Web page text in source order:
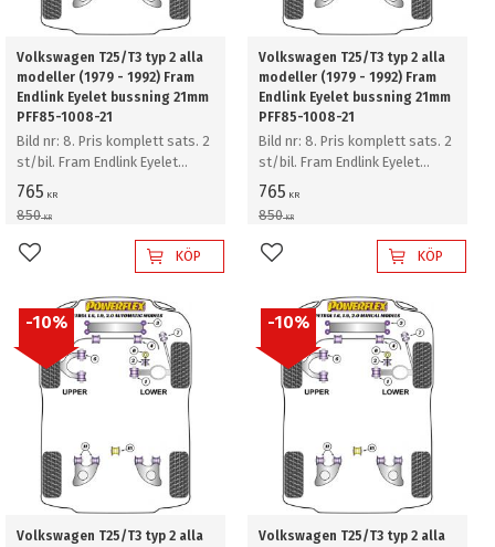
Volkswagen T25/T3 typ 2 alla
modeller (1979 - 1992) Fram
Endlink Eyelet bussning 21mm
PFF85-1008-21
Bild nr: 8. Pris komplett sats. 2
st/bil. Fram Endlink Eyelet
bussning 21mm
765 KR
850KR
Lägg till i favoriterKÖP
Volkswagen T25/T3 typ 2 alla
modeller (1979 - 1992) Fram
Endlink Eyelet bussning 21mm
PFF85-1008-21
Bild nr: 8. Pris komplett sats. 2
st/bil. Fram Endlink Eyelet
bussning 21mm
765 KR
850KR
Lägg till i favoriterKÖP
Volkswagen T25/T3 typ 2 alla
10%
Volkswagen T25/T3 typ 2 alla
10%